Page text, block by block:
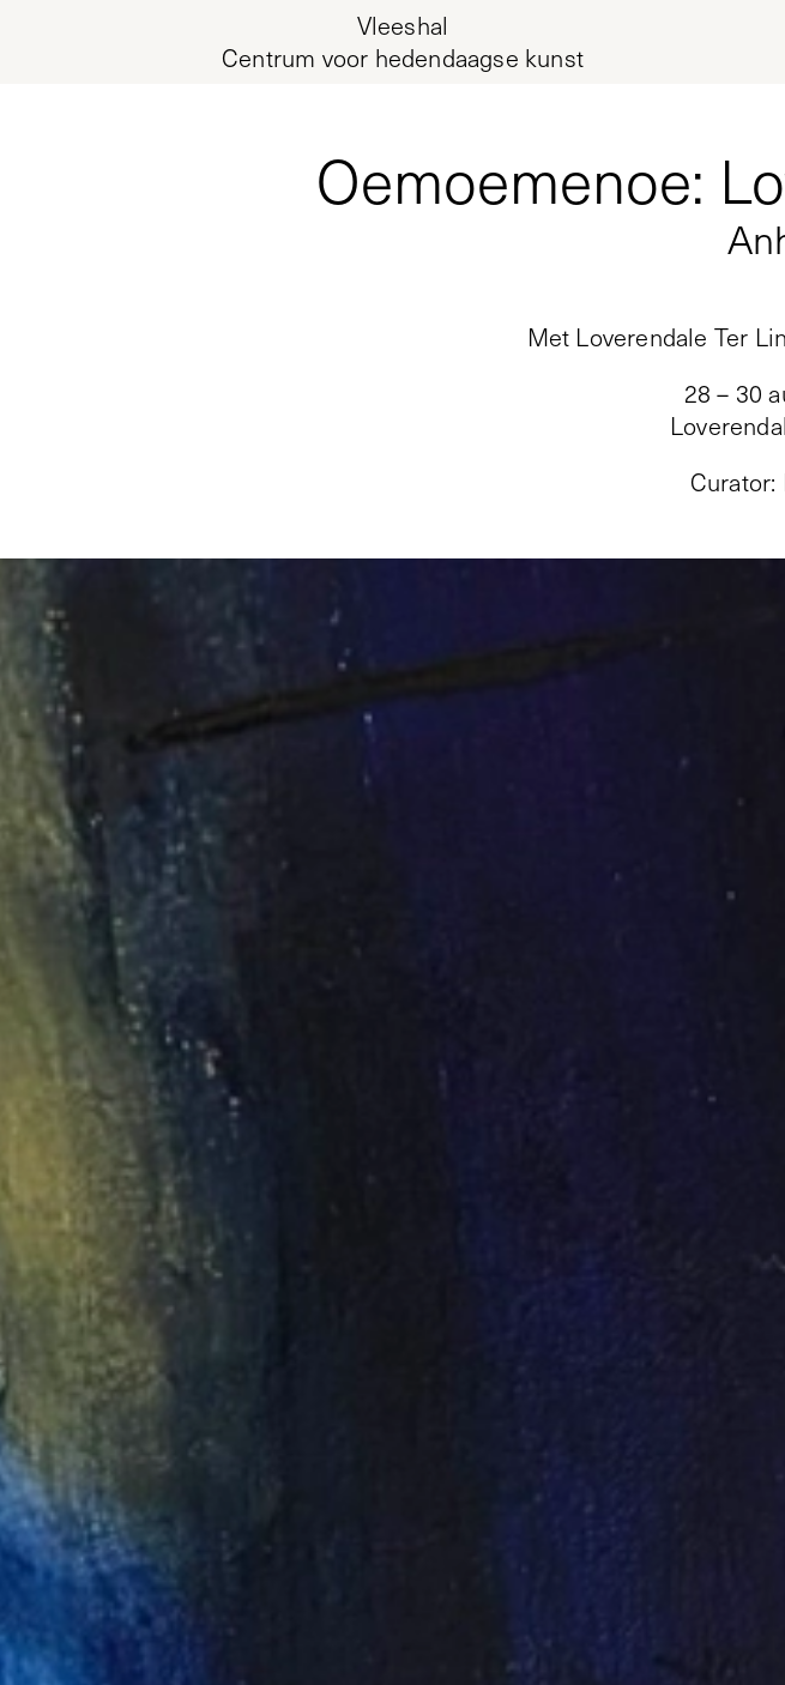
Vleeshal
Centrum voor hedendaagse kunst
Oemoemenoe:
Met Loverendale Ter
28 – 30
Curator: